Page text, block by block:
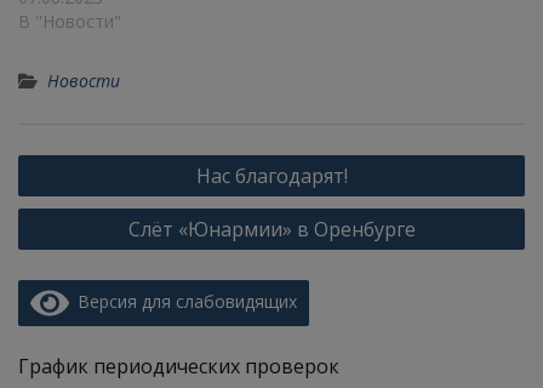
труда требованиям ГОСТ
содержит описание
В "Новости"
Новости
Нас благодарят!
Слёт «Юнармии» в Оренбурге
Версия для слабовидящих
График периодических проверок